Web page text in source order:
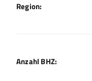
Region:
Anzahl BHZ: